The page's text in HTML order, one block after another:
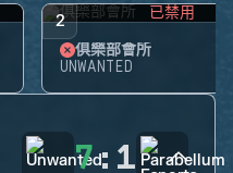
2 已禁用
俱樂部會所
UNWANTED
7: 1